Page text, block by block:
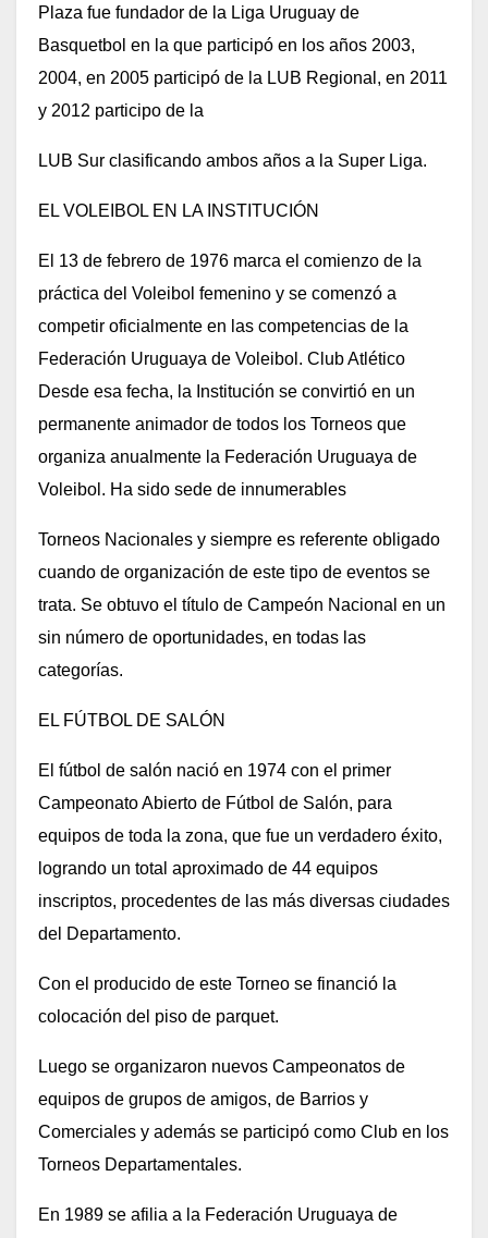
Plaza fue fundador de la Liga Uruguay de
Basquetbol en la que participó en los años 2003,
2004, en 2005 participó de la LUB Regional, en 2011
y 2012 participo de la
LUB Sur clasificando ambos años a la Super Liga.
EL VOLEIBOL EN LA INSTITUCIÓN
El 13 de febrero de 1976 marca el comienzo de la
práctica del Voleibol femenino y se comenzó a
competir oficialmente en las competencias de la
Federación Uruguaya de Voleibol. Club Atlético
Desde esa fecha, la Institución se convirtió en un
permanente animador de todos los Torneos que
organiza anualmente la Federación Uruguaya de
Voleibol. Ha sido sede de innumerables
Torneos Nacionales y siempre es referente obligado
cuando de organización de este tipo de eventos se
trata. Se obtuvo el título de Campeón Nacional en un
sin número de oportunidades, en todas las
categorías.
EL FÚTBOL DE SALÓN
El fútbol de salón nació en 1974 con el primer
Campeonato Abierto de Fútbol de Salón, para
equipos de toda la zona, que fue un verdadero éxito,
logrando un total aproximado de 44 equipos
inscriptos, procedentes de las más diversas ciudades
del Departamento.
Con el producido de este Torneo se financió la
colocación del piso de parquet.
Luego se organizaron nuevos Campeonatos de
equipos de grupos de amigos, de Barrios y
Comerciales y además se participó como Club en los
Torneos Departamentales.
En 1989 se afilia a la Federación Uruguaya de